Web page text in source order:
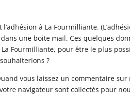
à La Fourmilliante.
une boite mail. Ces quelques
Fourmilliante, pour être le plus
?
vous laissez un commentaire
navigateur sont collectés pour